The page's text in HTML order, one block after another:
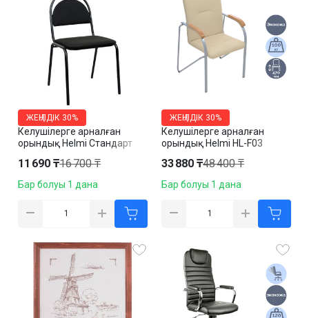
Келушілерге арналған
орындық Helmi Стандарт
ЖЕҢІЛДІК 30%
11 690 ₸16 700 ₸
Бар болуы 1 дана
Келушілерге арналған
орындық Helmi HL-F03
ақшыл сары
ЖЕҢІЛДІК 30%
33 880 ₸48 400 ₸
Бар болуы 1 дана